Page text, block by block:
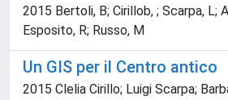
2015 Bertoli, B; Cirillob, ; Scarpa, L;
Esposito, R; Russo, M
Un GIS per il Centro antico
2015 Clelia Cirillo; Luigi Scarpa;